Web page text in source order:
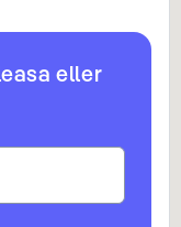
eller